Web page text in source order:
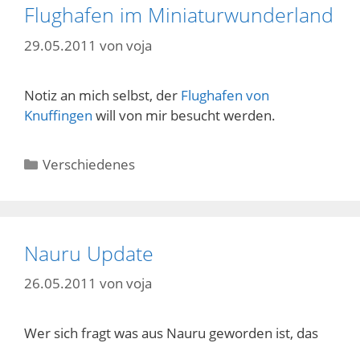
Flughafen im Miniaturwunderland
29.05.2011 von voja
Notiz an mich selbst, der Flughafen von
Knuffingen will von mir besucht werden.
Kategorien
Verschiedenes
Nauru Update
26.05.2011 von voja
Wer sich fragt was aus Nauru geworden ist, das